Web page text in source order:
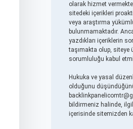
olarak hizmet
sitedeki içerikleri
veya araştırma
bulunmamaktadır.
yazdıkları içeriklerin
taşımakta olup, siteye
sorumluluğu kabul
Hukuka ve yasal
olduğunu
bildirmeniz halinde,
içerisinde sitemizden